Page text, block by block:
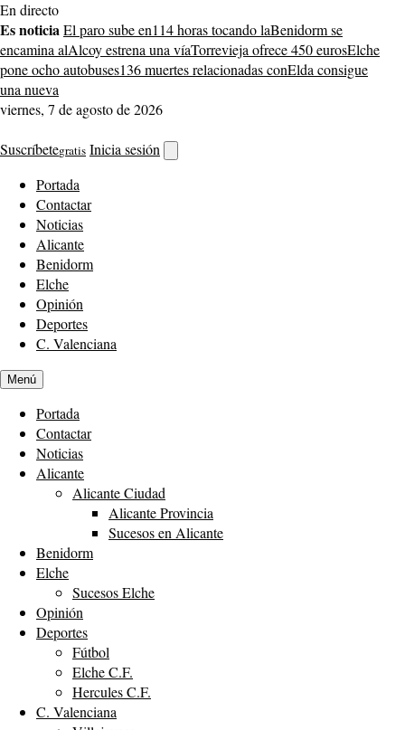
Saltar
al
contenido
En directo
Es noticiaEl paro sube en114 horas tocando laBenidorm se
encamina alAlcoy estrena una víaTorrevieja ofrece 450 eurosElche
pone ocho autobuses136 muertes relacionadas conElda consigue
una nueva
viernes, 7 de agosto de 2026
Suscríbetegratis Inicia sesión
buscador
Portada
Contactar
Noticias
Alicante
Benidorm
Elche
Opinión
Deportes
C. Valenciana
Menú
Portada
Contactar
Noticias
Alicante
Alicante Ciudad
Alicante Provincia
Sucesos en Alicante
Benidorm
Elche
Sucesos Elche
Opinión
Deportes
Fútbol
Elche C.F.
Hercules C.F.
C. Valenciana